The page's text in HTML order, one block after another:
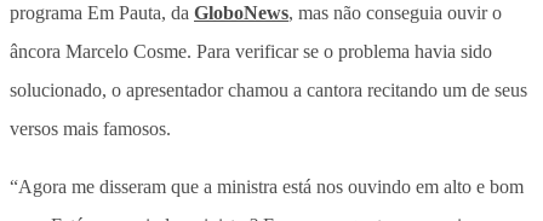
programa Em Pauta, da GloboNews, mas não conseguia ouvir o
âncora Marcelo Cosme. Para verificar se o problema havia sido
solucionado, o apresentador chamou a cantora recitando um de seus
versos mais famosos.
“Agora me disseram que a ministra está nos ouvindo em alto e bom